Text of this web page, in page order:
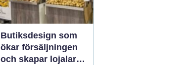
Butiksdesign som
ökar försäljningen
och skapar lojalare